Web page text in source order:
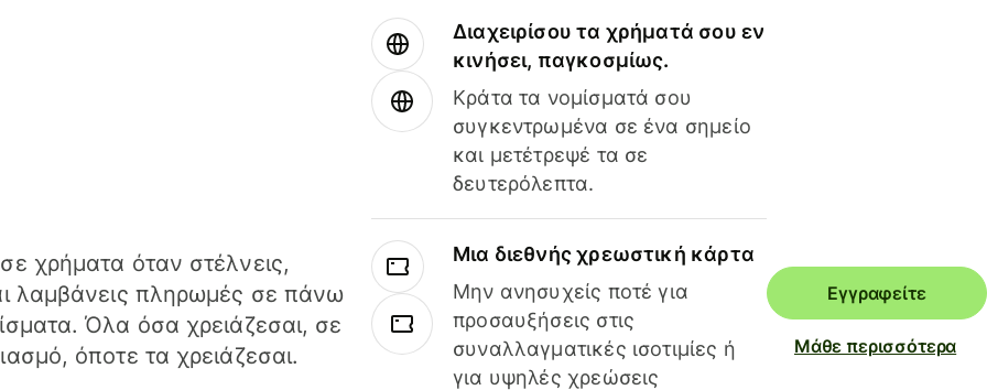
χρήματα όταν στέλνεις,
λαμβάνεις πληρωμές σε πάνω
Όλα όσα χρειάζεσαι, σε
όποτε τα χρειάζεσαι.
Διαχειρίσου τα χρήματά σου εν
κινήσει, παγκοσμίως.
Κράτα τα νομίσματά σου
συγκεντρωμένα σε ένα σημείο
και μετέτρεψέ τα σε
δευτερόλεπτα.
Μια διεθνής χρεωστική κάρτα
Μην ανησυχείς ποτέ για
προσαυξήσεις στις
συναλλαγματικές ισοτιμίες ή
για υψηλές χρεώσεις
Εγγραφείτε
Μάθε περισσότερα